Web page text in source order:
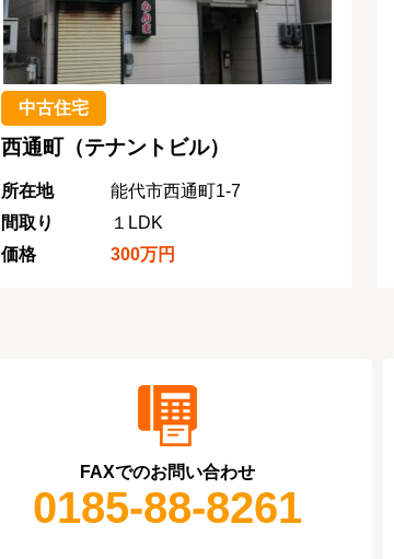
中古住宅
西通町（テナントビル）
所在地
能代市西通町1-7
間取り
１LDK
価格
300万円
FAXでのお問い合わせ
0185-88-8261